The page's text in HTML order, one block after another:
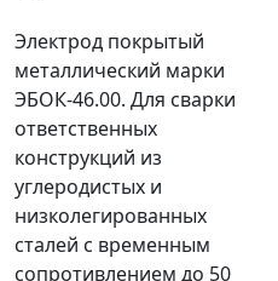
Электрод покрытый
металлический марки
ЭБОК-46.00. Для сварки
ответственных
конструкций из
углеродистых и
низколегированных
сталей с временным
сопротивлением до 50